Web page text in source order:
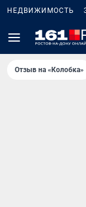
НЕДВИЖИМОСТЬ
Отзыв на «Колобка»